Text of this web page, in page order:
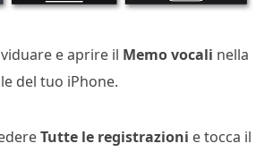
e aprire il Memo vocali nella
del tuo iPhone.
Tutte le registrazioni e tocca il